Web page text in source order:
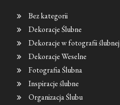
Bez kategorii
Dekoracje Ślubne
Dekoracje w fotografii ślubnej
Dekoracje Weselne
Fotografia Ślubna
Inspiracje ślubne
Organizacja Ślubu